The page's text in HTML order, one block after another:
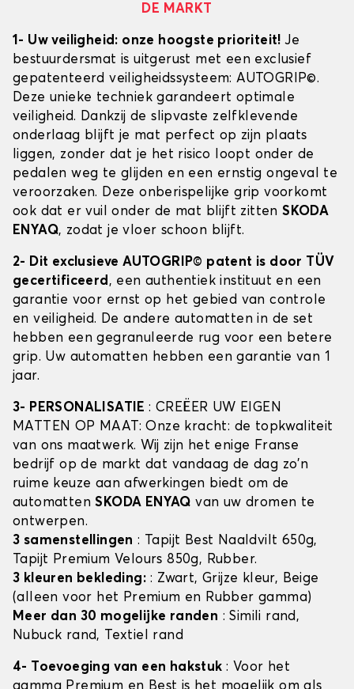
DE MARKT
1- Uw veiligheid: onze hoogste prioriteit!Je
bestuurdersmat is uitgerust met een exclusief
gepatenteerd veiligheidssysteem: AUTOGRIP©.
Deze unieke techniek garandeert optimale
veiligheid. Dankzij de slipvaste zelfklevende
onderlaag blijft je mat perfect op zijn plaats
liggen, zonder dat je het risico loopt onder de
pedalen weg te glijden en een ernstig ongeval te
veroorzaken. Deze onberispelijke grip voorkomt
ook dat er vuil onder de mat blijft zittenSKODA
ENYAQ, zodat je vloer schoon blijft.
2- Dit exclusieve AUTOGRIP© patent is door TÜV
gecertificeerd, een authentiek instituut en een
garantie voor ernst op het gebied van controle
en veiligheid. De andere automatten in de set
hebben een gegranuleerde rug voor een betere
grip. Uw automatten hebben een garantie van 1
jaar.
3- PERSONALISATIE: CREËER UW EIGEN
MATTEN OP MAAT: Onze kracht: de topkwaliteit
van ons maatwerk. Wij zijn het enige Franse
bedrijf op de markt dat vandaag de dag zo'n
ruime keuze aan afwerkingen biedt om de
automattenSKODA ENYAQ van uw dromen te
ontwerpen.
3 samenstellingen : Tapijt Best Naaldvilt 650g,
Tapijt Premium Velours 850g, Rubber.
3 kleuren bekleding: : Zwart, Grijze kleur, Beige
(alleen voor het Premium en Rubber gamma)
Meer dan 30 mogelijke randen : Simili rand,
Nubuck rand, Textiel rand
4- Toevoeging van een hakstuk : Voor het